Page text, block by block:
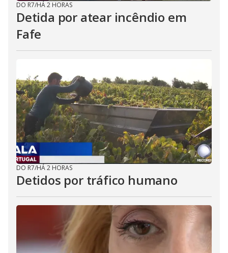
DO R7/HÁ 2 HORAS
Detida por atear incêndio em
Fafe
DO R7/HÁ 2 HORAS
Detidos por tráfico humano